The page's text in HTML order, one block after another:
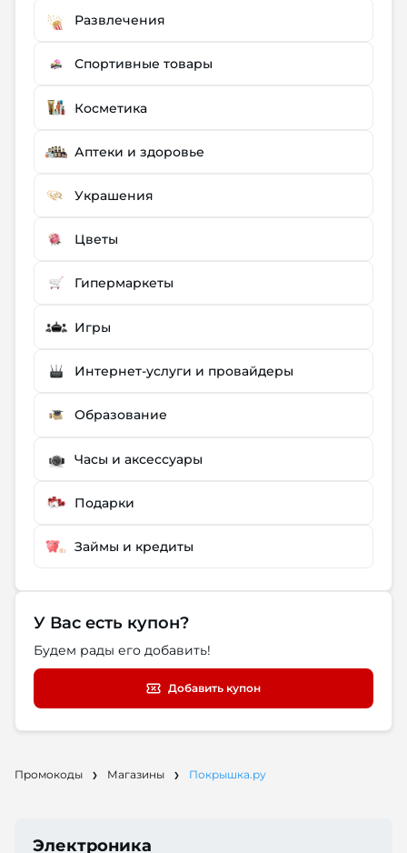
Развлечения
Спортивные товары
Косметика
Аптеки и здоровье
Украшения
Цветы
Гипермаркеты
Игры
Интернет-услуги и провайдеры
Образование
Часы и аксессуары
Подарки
Займы и кредиты
У Вас есть купон?
Будем рады его добавить!
Добавить купон
Промокоды Магазины Покрышка.ру
Электроника